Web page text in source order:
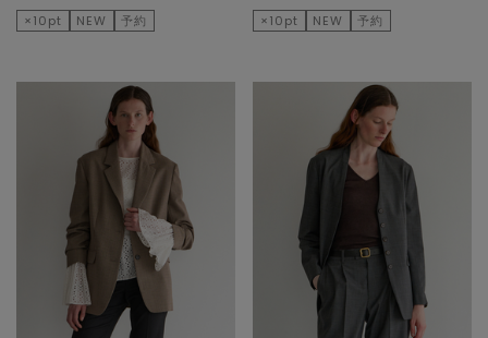
×10pt NEW 予約 ×10pt NEW 予約